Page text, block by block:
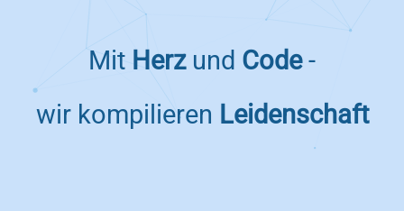
Mit Herz und Code -
wir kompilieren Leidenschaft